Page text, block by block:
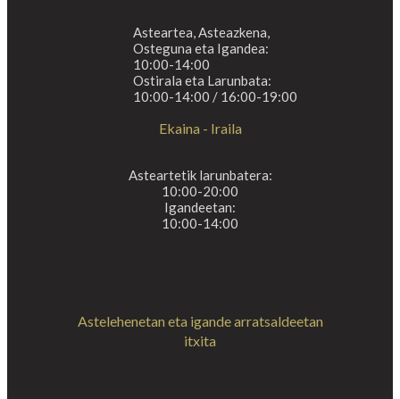
Asteartea, Asteazkena,
Osteguna eta Igandea:
10:00-14:00
Ostirala eta Larunbata:
10:00-14:00 / 16:00-19:00
Ekaina - Iraila
Asteartetik larunbatera:
10:00-20:00
Igandeetan:
10:00-14:00
Astelehenetan eta igande arratsaldeetan
itxita